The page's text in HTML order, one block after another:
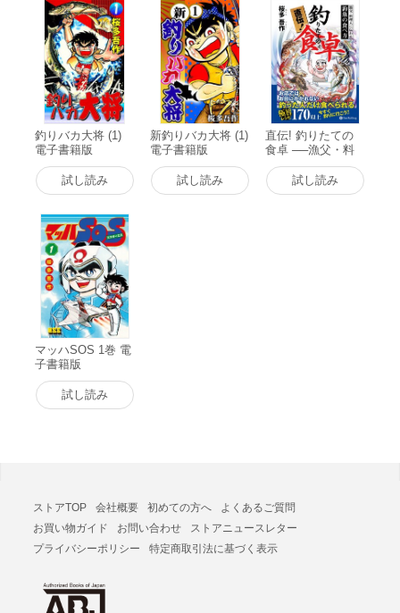
釣りバカ大将 (1)
電子書籍版
試し読み
新釣りバカ大将 (1)
電子書籍版
試し読み
直伝! 釣りたての
食卓 ──漁父・料
理人に伝わる釣魚
の食べ方 電子書籍
版
試し読み
マッハSOS 1巻 電
子書籍版
試し読み
ストアTOP 会社概要 初めての方へ
よくあるご質問
お買い物ガイド
お問い合わせ
ストアニュースレター
プライバシーポリシー
特定商取引法に基づく表示